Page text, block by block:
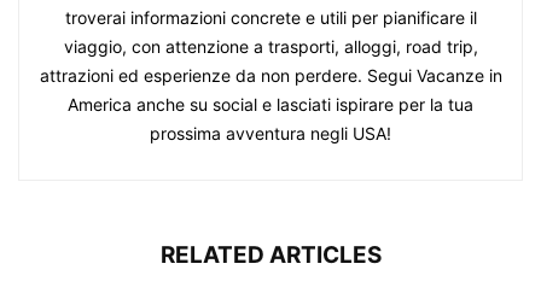
troverai informazioni concrete e utili per pianificare il
viaggio, con attenzione a trasporti, alloggi, road trip,
attrazioni ed esperienze da non perdere. Segui Vacanze in
America anche su social e lasciati ispirare per la tua
prossima avventura negli USA!
RELATED ARTICLES